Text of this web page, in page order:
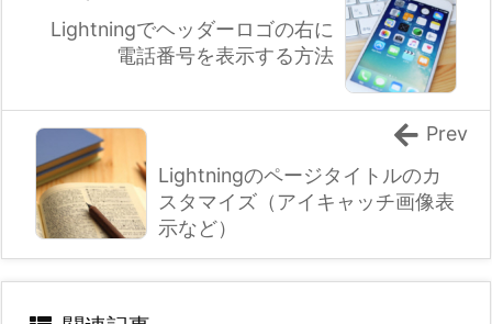
Lightningでヘッダーロゴの右に
電話番号を表示する方法
Lightningのページタイトルのカ
スタマイズ（アイキャッチ画像表
示など）
Prev